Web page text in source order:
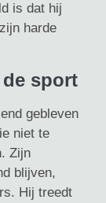
is dat hij
harde
sport
gebleven
niet te
Zijn
blijven,
Hij treedt